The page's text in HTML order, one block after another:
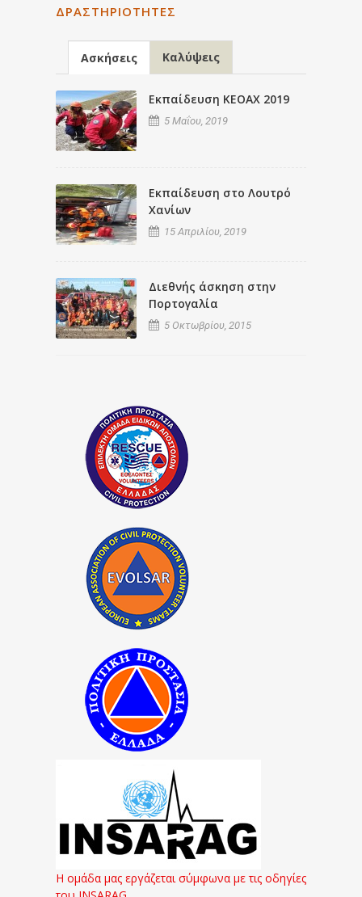
ΔΡΑΣΤΗΡΙΌΤΗΤΕΣ
Ασκήσεις Καλύψεις
Εκπαίδευση ΚΕΟΑΧ 2019
5 Μαΐου, 2019
Εκπαίδευση στο Λουτρό
Χανίων
15 Απριλίου, 2019
Διεθνής άσκηση στην
Πορτογαλία
5 Οκτωβρίου, 2015
Η ομάδα μας εργάζεται σύμφωνα με τις οδηγίες